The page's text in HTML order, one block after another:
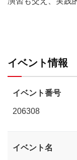
イベント情報
イベント番号
206308
イベント名